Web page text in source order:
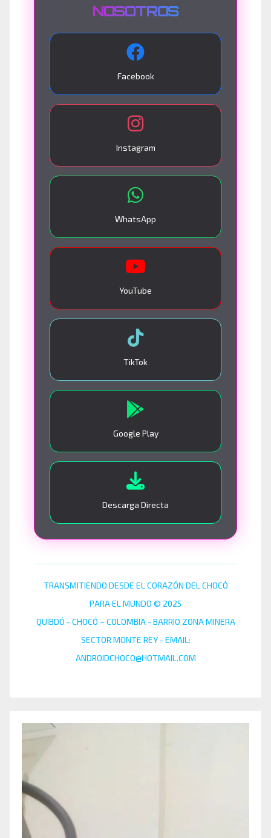
NOSOTROS
Facebook
Instagram
WhatsApp
YouTube
TikTok
Google Play
Descarga Directa
TRANSMITIENDO DESDE EL CORAZÓN DEL CHOCÓ
PARA EL MUNDO © 2025
QUIBDÓ - CHOCÓ – COLOMBIA - BARRIO ZONA MINERA
SECTOR MONTE REY - EMAIL:
ANDROIDCHOCO@HOTMAIL.COM